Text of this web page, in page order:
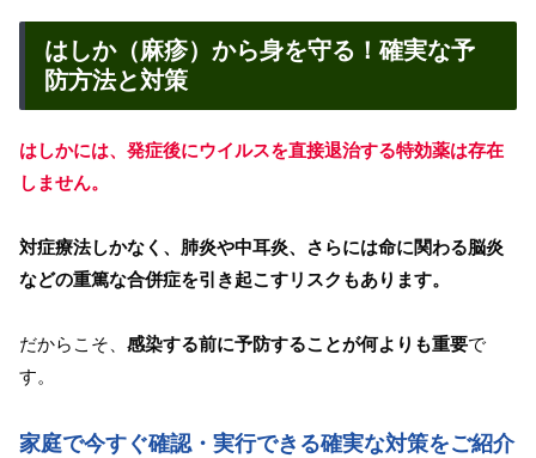
はしか（麻疹）から身を守る！確実な予
防方法と対策
はしかには、発症後にウイルスを直接退治する特効薬は存在
しません。
対症療法しかなく、肺炎や中耳炎、さらには命に関わる脳炎
などの重篤な合併症を引き起こすリスクもあります。
だからこそ、 感染する前に予防することが何よりも重要で
す。
家庭で今すぐ確認・実行できる確実な対策をご紹介